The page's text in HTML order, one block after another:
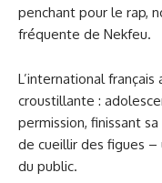
penchant pour le rap,
fréquente de Nekfeu.
L’international
croustillante :
permission, finissant
de cueillir des figues –
du public.